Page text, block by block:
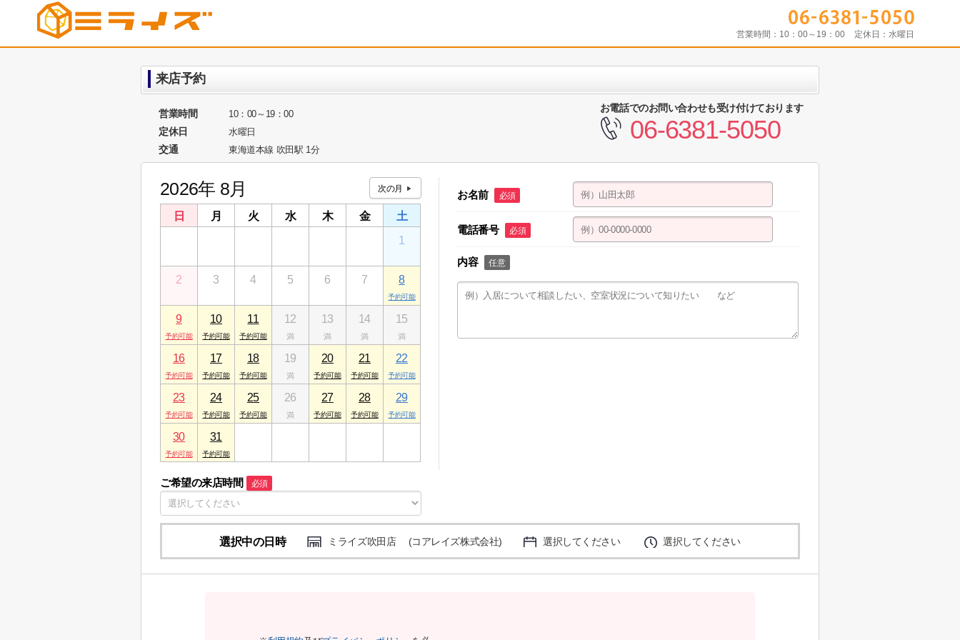
営業時間： 10：00～19：00 定休日： 水曜日
来店予約
営業時間 10：00～19：00
定休日 水曜日
交通 東海道本線 吹田駅 1分
お電話でのお問い合わせも受け付けております
06-6381-5050
2026年 8月
日 月 火 水 木 金
土
1
2 3 4 5 6 7 8
9 10 11 12 13 14 15
16 17 18 19 20 21 22
23 24 25 26 27 28 29
30 31
ご希望の来店時間 必須
お名前 必須
電話番号 必須
内容 任意
選択中の日時 ミライズ吹田店 (コアレイズ株式会社) 選択してください 選択してください